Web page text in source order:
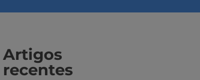
Artigos
recentes